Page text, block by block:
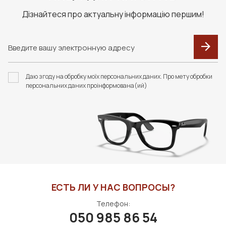
F092 В КОЛЬОРАХ.
ФУТЛЯР З СЕРВЕТКОЮ
FASHION STYLE
F091 В КОЛЬОРАХ.
FASHION STYLE
В КОРЗИНУ
Дізнайтеся про актуальну інформацію першим!
Даю згоду на обробку моїх персональних даних. Про мету обробки
персональних даних проінформована(ий)
ЕСТЬ ЛИ У НАС ВОПРОСЫ?
Телефон:
050 985 86 54